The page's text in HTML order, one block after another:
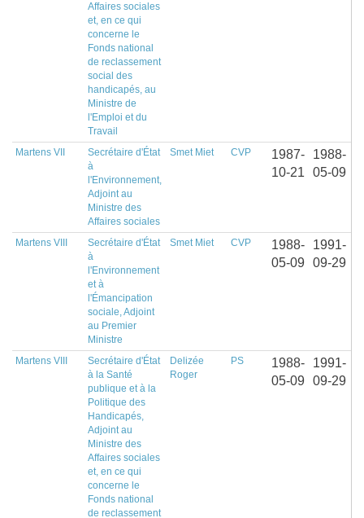
Affaires sociales
et, en ce qui
concerne le
Fonds national
de reclassement
social des
handicapés, au
Ministre de
l'Emploi et du
Travail
Martens VII
Secrétaire d'État
à
l'Environnement,
Adjoint au
Ministre des
Affaires sociales
Smet Miet CVP
1987-
10-21
1988-
05-09
Martens VIII
Secrétaire d'État
à
l'Environnement
et à
l'Émancipation
sociale, Adjoint
au Premier
Ministre
Smet Miet CVP
1988-
05-09
1991-
09-29
Martens VIII
Secrétaire d'État
à la Santé
publique et à la
Politique des
Handicapés,
Adjoint au
Ministre des
Affaires sociales
et, en ce qui
concerne le
Fonds national
de reclassement
Delizée
Roger
PS
1988-
05-09
1991-
09-29